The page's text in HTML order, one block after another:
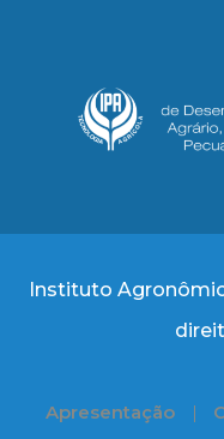
Instituto
Apresentação